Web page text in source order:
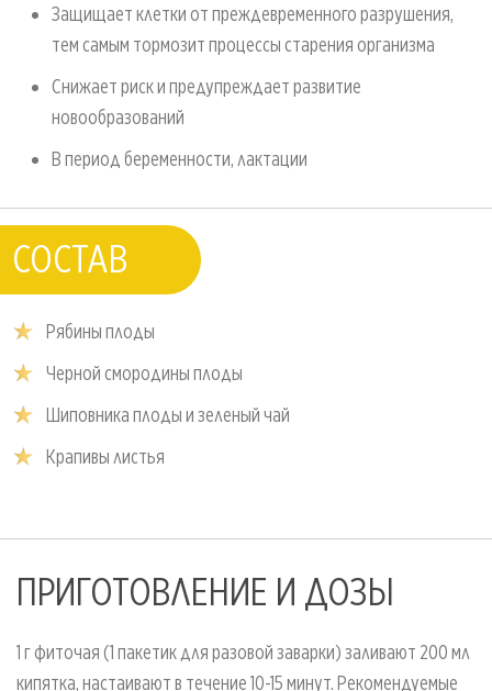
Защищает клетки от преждевременного разрушения,
тем самым тормозит процессы старения организма
Снижает риск и предупреждает развитие
новообразований
В период беременности, лактации
СОСТАВ
Рябины плоды
Черной смородины плоды
Шиповника плоды и зеленый чай
Крапивы листья
ПРИГОТОВЛЕНИЕ И ДОЗЫ
1 г фиточая (1 пакетик для разовой заварки) заливают 200 мл
кипятка, настаивают в течение 10-15 минут. Рекомендуемые